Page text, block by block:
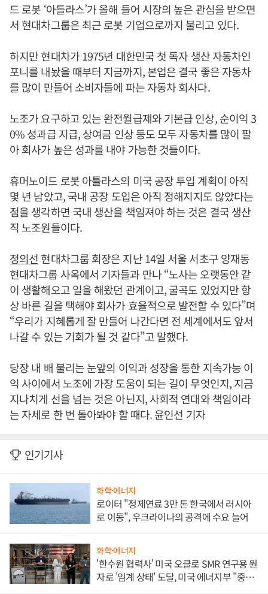
드 로봇 ‘아틀라스’가 올해 들어 시장의 높은 관심을 받으면
서 현대차그룹은 최근 로봇 기업으로까지 불리고 있다.
하지만 현대차가 1975년 대한민국 첫 독자 생산 자동차인
포니를 내놨을 때부터 지금까지, 본업은 결국 좋은 자동차
를 많이 만들어 소비자들에 파는 자동차 회사다.
노조가 요구하고 있는 완전월급제와 기본급 인상, 순이익 3
0% 성과급 지급, 상여금 인상 등도 모두 자동차를 많이 팔
아 회사가 높은 성과를 내야 가능한 것들이다.
휴머노이드 로봇 아틀라스의 미국 공장 투입 계획이 아직
몇 년 남았고, 국내 공장 도입은 아직 정해지지도 않았다는
점을 생각하면 국내 생산을 책임져야 하는 것은 결국 생산
직 노조원들이다.
정의선 현대차그룹 회장은 지난 14일 서울 서초구 양재동
현대차그룹 사옥에서 기자들과 만나 “노사는 오랫동안 같
이 생활해오고 일을 해왔던 관계이고, 굴곡도 있었지만 항
상 바른 길을 택해야 회사가 효율적으로 발전할 수 있다”며
“우리가 지혜롭게 잘 만들어 나간다면 전 세계에서도 앞서
나갈 수 있는 기회가 될 것 같다”고 말했다.
당장 내 배 불리는 눈앞의 이익과 성장을 통한 지속가능 이
익 사이에서 노조에 가장 도움이 되는 길이 무엇인지, 지금
지나치게 선을 넘는 것은 아닌지, 사회적 연대와 책임이라
는 자세로 한 번 돌아봐야 할 때다. 윤인선 기자
인기기사
화학·에너지
로이터 "정제연료 3만 톤 한국에서 러시아
로 이동", 우크라이나의 공격에 수요 늘어
화학·에너지
'한수원 협력사' 미국 오클로 SMR 연구용 원
자로 '임계 상태' 도달, 미국 에너지부 "중요